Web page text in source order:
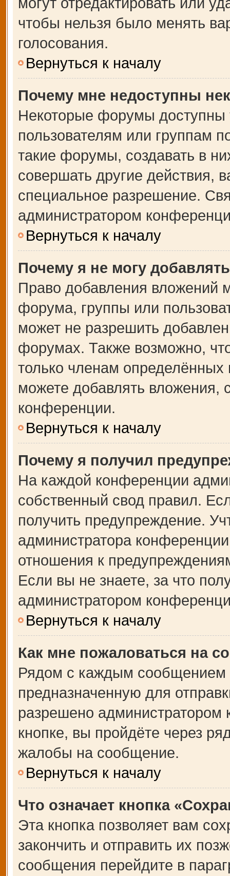
чтобы нельзя было менять
голосования.
Вернуться к началу
Почему мне недоступны
Некоторые форумы доступны
пользователям или группам
такие форумы, создавать в
совершать другие действия,
специальное разрешение.
администратором
Вернуться к началу
Почему я не могу
Право добавления вложений
форума, группы или
может не разрешить
форумах. Также возможно,
только членам
можете добавлять вложения,
конференции.
Вернуться к началу
Почему я получил
На каждой конференции
собственный свод правил.
получить предупреждение.
администратора
отношения к
Если вы не знаете, за что
администратором
Вернуться к началу
Как мне пожаловаться на
Рядом с каждым сообщением
предназначенную для
разрешено
кнопке, вы пройдёте через
жалобы на сообщение.
Вернуться к началу
Что означает кнопка
Эта кнопка позволяет вам
закончить и отправить их
сообщения перейдите в